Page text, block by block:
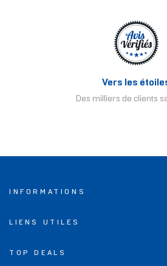
Vers les
Des milliers de clients
INFORMATIONS
LIENS UTILES
TOP DEALS